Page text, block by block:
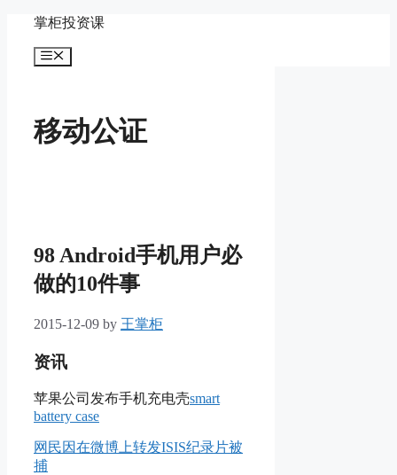
content
掌柜投资课
Menu
移动公证
98 Android手机用户必
做的10件事
2015-12-09 by 王掌柜
资讯
苹果公司发布手机充电壳smart
battery case
网民因在微博上转发ISIS纪录片被
捕